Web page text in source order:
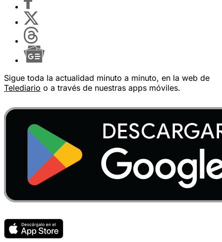
Sigue toda la actualidad minuto a minuto, en la web de
Telediario o a través de nuestras apps móviles.